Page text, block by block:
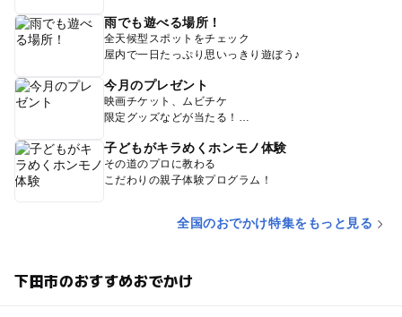
雨でも遊べる場所！
全天候型スポットをチェック
屋内で一日たっぷり思いっきり遊ぼう♪
今月のプレゼント
映画チケット、ムビチケ
限定グッズなどが当たる！
子どもがキラめくホンモノ体験
その道のプロに教わる
こだわりの親子体験プログラム！
全国のおでかけ特集をもっと見る
下田市のおすすめおでかけ